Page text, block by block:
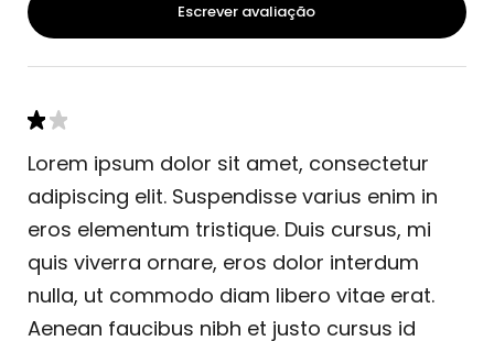
Escrever avaliação
Lorem ipsum dolor sit amet, consectetur
adipiscing elit. Suspendisse varius enim in
eros elementum tristique. Duis cursus, mi
quis viverra ornare, eros dolor interdum
nulla, ut commodo diam libero vitae erat.
Aenean faucibus nibh et justo cursus id